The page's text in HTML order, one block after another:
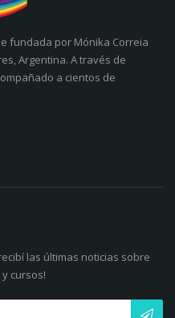
fundada por Mónika Correia
Argentina. A través de
a cientos de
las últimas noticias sobre
cursos!